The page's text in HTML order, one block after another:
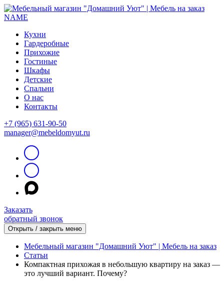
Кухни
Гардеробные
Прихожие
Гостиные
Шкафы
Детские
Спальни
О нас
Контакты
+7 (965) 631-90-50
manager@mebeldomyut.ru
Заказать
обратный звонок
Открыть / закрыть меню
Мебельный магазин "Домашний Уют" | Мебель на заказ
Статьи
Компактная прихожая в небольшую квартиру на заказ —
это лучший вариант. Почему?